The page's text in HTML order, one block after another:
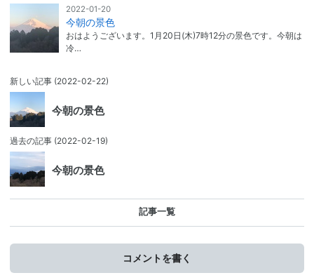
2022-01-20
今朝の景色
おはようございます。1月20日(木)7時12分の景色です。今朝は
冷…
新しい記事 (2022-02-22)
今朝の景色
過去の記事 (2022-02-19)
今朝の景色
記事一覧
コメントを書く